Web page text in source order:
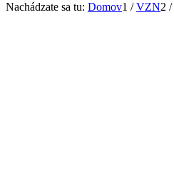
Nachádzate sa tu: Domov1 / VZN2 /